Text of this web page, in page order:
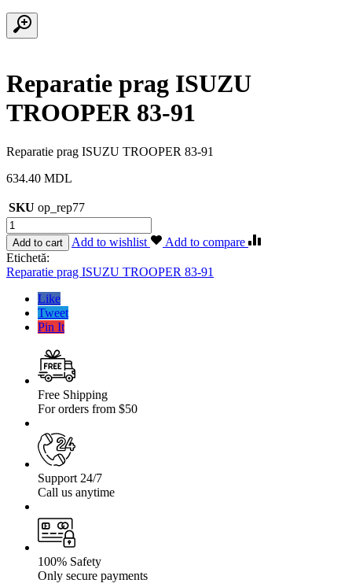
Reparatie prag ISUZU
TROOPER 83-91
Reparatie prag ISUZU TROOPER 83-91
634.40 MDL
SKU op_rep77
Cantitate
Reparatie
prag
ISUZU
TROOPER
Add to cart Add to wishlist
Add to compare
Etichetă:
Reparatie prag ISUZU TROOPER 83-91
Like
Tweet
Pin It
Free Shipping
For orders from $50
Support 24/7
Call us anytime
100% Safety
Only secure payments